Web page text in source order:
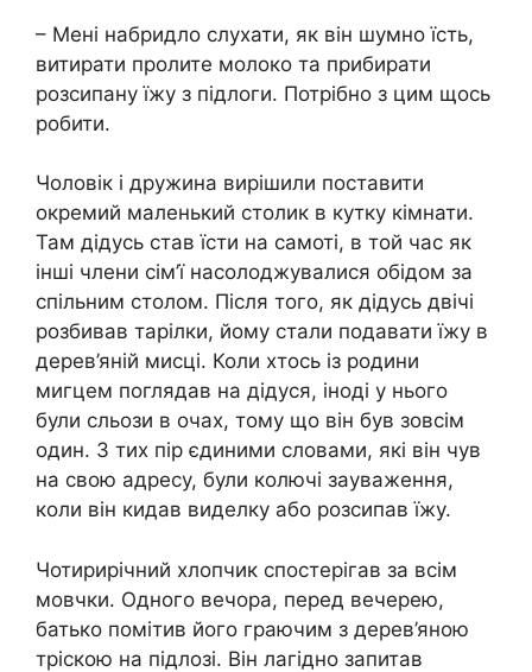
– Мені набридло слухати, як він шумно їсть,
витирати пролите молоко та прибирати
розсипану їжу з підлоги. Потрібно з цим щось
робити.
Чоловік і дружина вирішили поставити
окремий маленький столик в кутку кімнати.
Там дідусь став їсти на самоті, в той час як
інші члени сім’ї насолоджувалися обідом за
спільним столом. Після того, як дідусь двічі
розбивав тарілки, йому стали подавати їжу в
дерев’яній мисці. Коли хтось із родини
мигцем поглядав на дідуся, іноді у нього
були сльози в очах, тому що він був зовсім
один. З тих пір єдиними словами, які він чув
на свою адресу, були колючі зауваження,
коли він кидав виделку або розсипав їжу.
Чотирирічний хлопчик спостерігав за всім
мовчки. Одного вечора, перед вечерею,
батько помітив його граючим з дерев’яною
тріскою на підлозі. Він лагідно запитав